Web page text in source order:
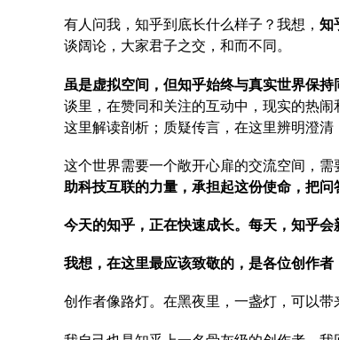
有人问我，知乎到底长什么样子？我想， 知
谈阔论，大家君子之交，和而不同。
虽是虚拟空间，但知乎始终与真实世界保持
谈里，在赞同和关注的互动中，现实的热
这里解读剖析；质疑传言，在这里辨明澄清
这个世界需要一个敞开心扉的交流空间，
助科技互联的力量，承担起这份使命，把问
今天的知乎，正在快速成长。每天，知乎会
我想，在这里最应该致敬的，是各位创作者
创作者像路灯。在黑夜里，一盏灯，可以带